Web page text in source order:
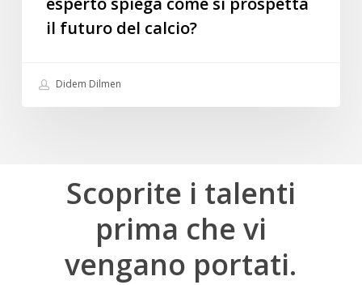
il futuro del calcio?
Didem Dilmen
Scoprite i talenti
prima che vi
vengano portati.